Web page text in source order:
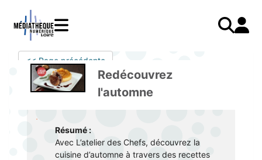
Catalogue
Menu
mobile
LIVRES
E-books
Livres audio
PRESSE
Musique
Podcasts Radio France
COURS EN LIGNE
Mon
compte
responsive
mobile
Mode d'emploi
Mon compte
Je me connecte
Je me connecte pour la première fois
<< Page précédente
Redécouvrez
l'automne
Résumé :
Avec L’atelier des Chefs, découvrez la
cuisine d’automne à travers des recettes